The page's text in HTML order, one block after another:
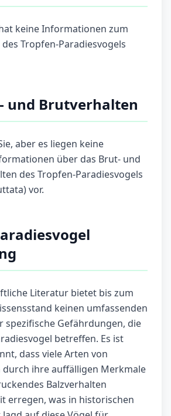
keine Informationen zum
Tropfen-Paradiesvogels
und Brutverhalten
aber es liegen keine
über das Brut- und
des Tropfen-Paradiesvogels
vor.
Literatur bietet bis zum
keinen umfassenden
spezifische Gefährdungen, die
betreffen. Es ist
dass viele Arten von
durch ihre auffälligen Merkmale
Balzverhalten
erregen, was in historischen